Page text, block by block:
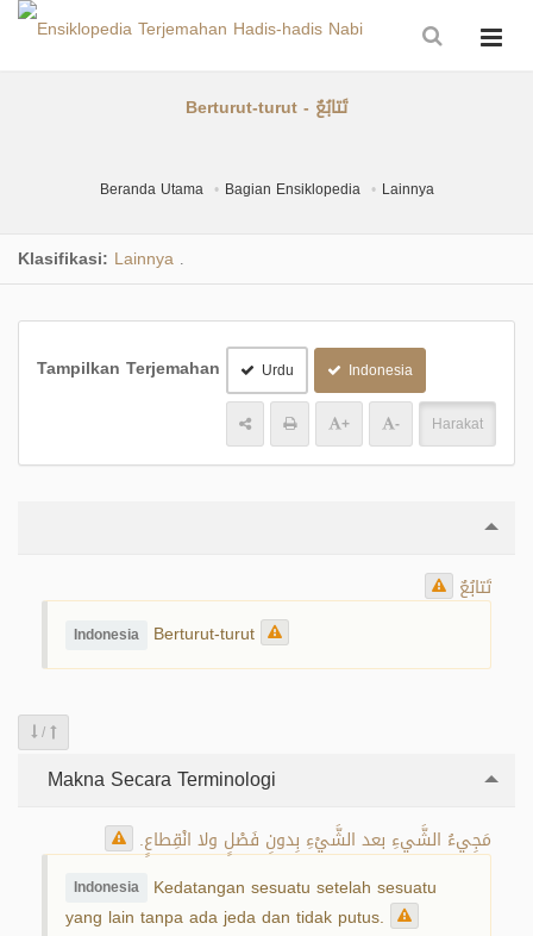
Berturut-turut - تَتابُعٌ
Beranda Utama Bagian Ensiklopedia Lainnya
Klasifikasi: Lainnya
Tampilkan Terjemahan Urdu Indonesia
+ - Harakat
تَتابُعٌ
Indonesia Berturut-turut
/
Makna Secara Terminologi
مَجِيءُ الشَّيءِ بعد الشَّيْءِ بِدونِ فَصْلٍ ولا انْقِطاعٍ.
Indonesia Kedatangan sesuatu setelah sesuatu
yang lain tanpa ada jeda dan tidak putus.